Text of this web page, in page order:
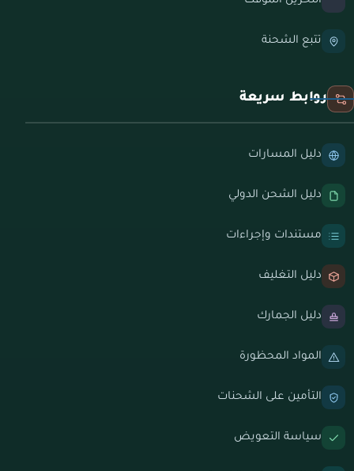
تتبع الشحنة
روابط سريعة
دليل المسارات
دليل الشحن الدولي
مستندات وإجراءات
دليل التغليف
دليل الجمارك
المواد المحظورة
التأمين على الشحنات
سياسة التعويض